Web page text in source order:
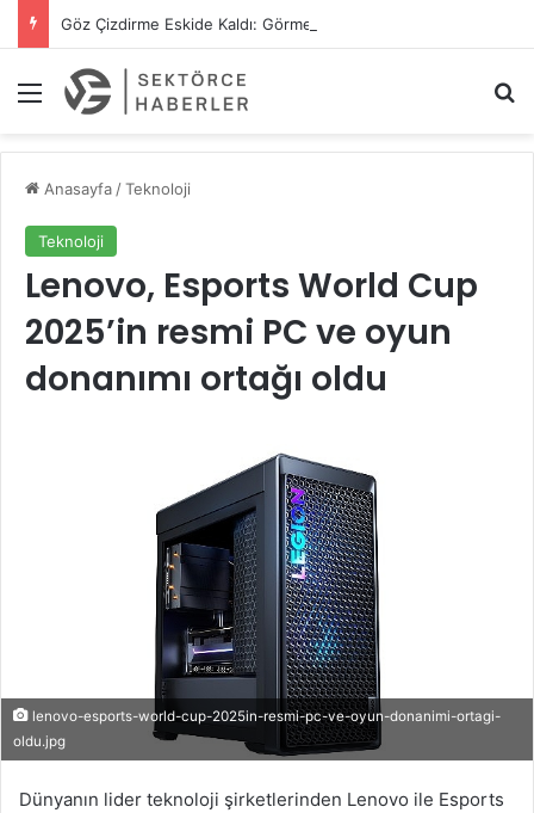
Menü
Anasayfa/Teknoloji
Teknoloji
Lenovo, Esports World Cup
2025’in resmi PC ve oyun
donanımı ortağı oldu
lenovo-esports-world-cup-2025in-resmi-pc-ve-oyun-donanimi-ortagi-
oldu.jpg
Dünyanın lider teknoloji şirketlerinden Lenovo ile Esports